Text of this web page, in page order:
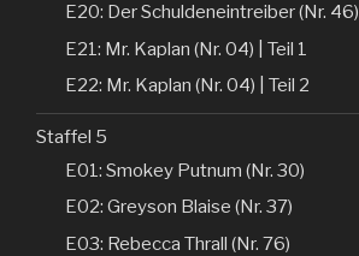
E20: Der Schuldeneintreiber (Nr. 46)
E21: Mr. Kaplan (Nr. 04) | Teil 1
E22: Mr. Kaplan (Nr. 04) | Teil 2
Staffel 5
E01: Smokey Putnum (Nr. 30)
E02: Greyson Blaise (Nr. 37)
E03: Rebecca Thrall (Nr. 76)